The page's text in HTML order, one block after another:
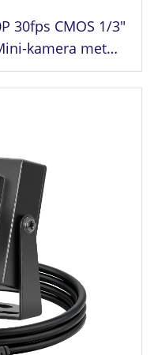
30fps CMOS 1/3"
kamera met
Linux